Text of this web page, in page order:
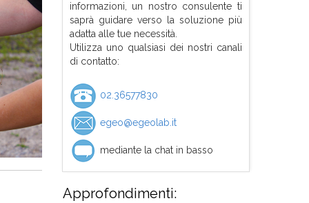
informazioni, un nostro consulente ti
saprà guidare verso la soluzione più
adatta alle tue necessità.
Utilizza uno qualsiasi dei nostri canali
di contatto:
02.36577830
egeo@egeolab.it
mediante la chat in basso
Approfondimenti: